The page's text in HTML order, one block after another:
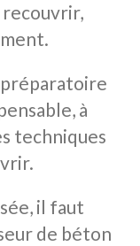
recouvrir,
préparatoire
à
techniques
il faut
de béton